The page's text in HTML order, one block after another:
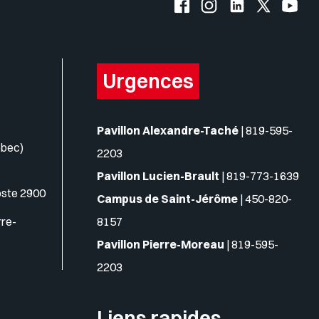
Facebook de l'UQO
Instagram de l'UQO
LinkedIn de
X
2900
Urgences
Pavillon Alexandre-Taché |819-595-
2203
Pavillon Lucien-Brault |819-773-1639
Campus de Saint-Jérôme |450-820-
8157
Pavillon Pierre-Moreau |819-595-
2203